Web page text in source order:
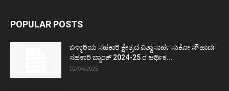
POPULAR POSTS
ಬಳ್ಳಾರಿಯ ಸಹಕಾರಿ ಕ್ಷೇತ್ರದ ವಿಶ್ವಾಸಾರ್ಹ ಸುಕೋ ಸೌಹಾರ್ದ
ಸಹಕಾರಿ ಬ್ಯಾಂಕ್ 2024-25 ರ ಆರ್ಥಿಕ...
02/04/2025